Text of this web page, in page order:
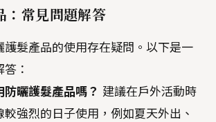
：常見問題解答
護髮產品的使用存在疑問。以下是一
：
曬護髮產品嗎？ 建議在戶外活動時
較強烈的日子使用，例如夏天外出、